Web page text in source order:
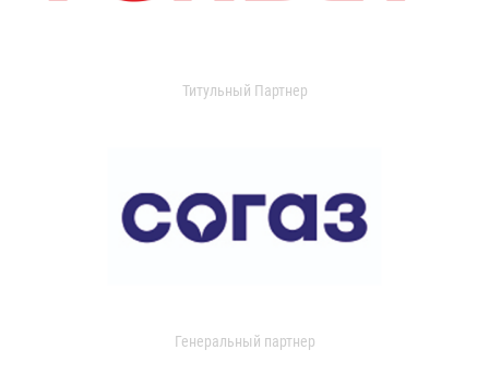
Титульный Партнер
Генеральный партнер